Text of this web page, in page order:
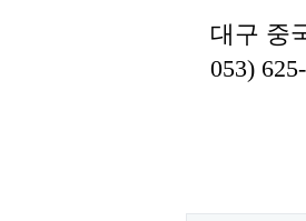
대구 중
053)